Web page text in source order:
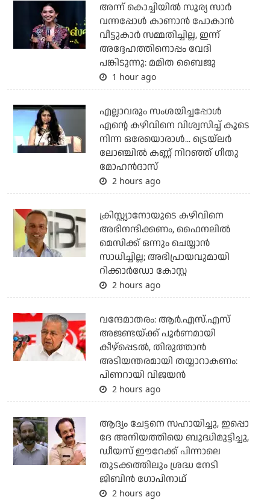
അന്ന് കൊച്ചിയില്‍ സൂര്യ സാര്‍
വന്നപ്പോള്‍ കാണാന്‍ പോകാന്‍
വീട്ടുകാര്‍ സമ്മതിച്ചില്ല, ഇന്ന്
അദ്ദേഹത്തിനൊപ്പം വേദി
പങ്കിടുന്നു: മമിത ബൈജു
1 hour ago
എല്ലാവരും സംശയിച്ചപ്പോള്‍
എന്റെ കഴിവിനെ വിശ്വസിച്ച് കൂടെ
നിന്ന ഒരേയൊരാള്‍... ട്രെയ്‌ലര്‍
ലോഞ്ചില്‍ കണ്ണ് നിറഞ്ഞ് ഗീതു
മോഹന്‍ദാസ്
2 hours ago
ക്രിസ്റ്റ്യാനോയുടെ കഴിവിനെ
അഭിനന്ദിക്കണം, ഫൈനലില്‍
മെസിക്ക് ഒന്നും ചെയ്യാന്‍
സാധിച്ചില്ല; അഭിപ്രായവുമായി
റിക്കാര്‍ഡോ കോസ്റ്റ
2 hours ago
വന്ദേമാതരം: ആര്‍.എസ്.എസ്
അജണ്ടയ്ക്ക് പൂര്‍ണമായി
കീഴ്‌പ്പെടല്‍, തിരുത്താന്‍
അടിയന്തരമായി തയ്യാറാകണം:
പിണറായി വിജയന്‍
2 hours ago
ആദ്യം ചേട്ടനെ സഹായിച്ചു, ഇപ്പൊ
ദേ അനിയത്തിയെ ബുദ്ധിമുട്ടിച്ചു,
ഡീയസ് ഈറേക്ക് പിന്നാലെ
തുടക്കത്തിലും ശ്രദ്ധ നേടി
ജിബിന്‍ ഗോപിനാഥ്
2 hours ago